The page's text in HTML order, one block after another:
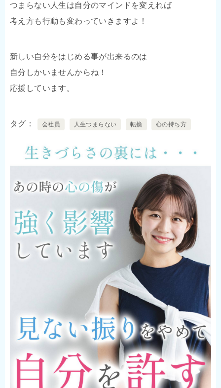
つまらない人生は自分のマインドを変えれば
考え方も行動も変わっていきますよ！
新しい自分をはじめる事が出来るのは
自分しかいませんからね！
応援しています。
タグ 会社員 人生つまらない 転換 心の持ち方